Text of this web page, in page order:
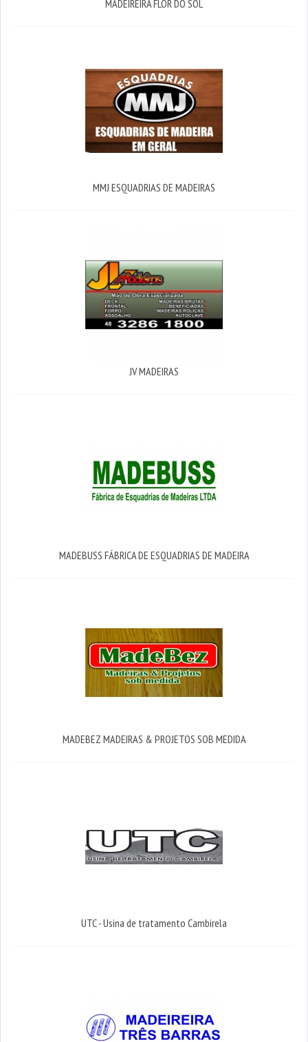
MADEIREIRA FLOR DO SOL
MMJ ESQUADRIAS DE MADEIRAS
JV MADEIRAS
MADEBUSS FÁBRICA DE ESQUADRIAS DE MADEIRA
MADEBEZ MADEIRAS & PROJETOS SOB MEDIDA
UTC - Usina de tratamento Cambirela